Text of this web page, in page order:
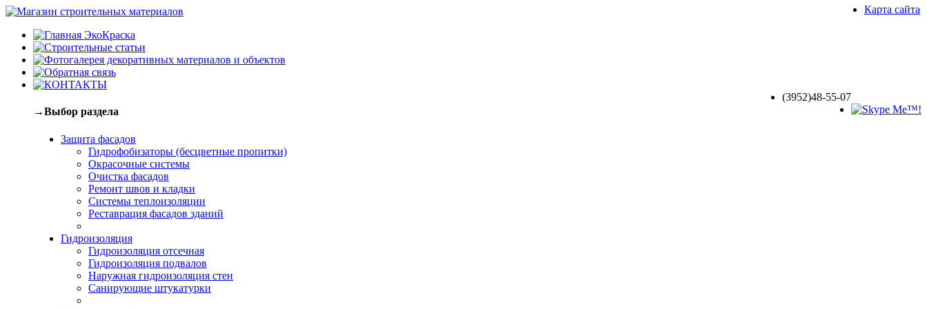
(3952)48-55-07
Карта сайта
→Выбор раздела
Защита фасадов
Гидрофобизаторы (бесцветные пропитки)
Окрасочные системы
Очистка фасадов
Ремонт швов и кладки
Системы теплоизоляции
Реставрация фасадов зданий
Гидроизоляция
Гидроизоляция отсечная
Гидроизоляция подвалов
Наружная гидроизоляция стен
Санирующие штукатурки